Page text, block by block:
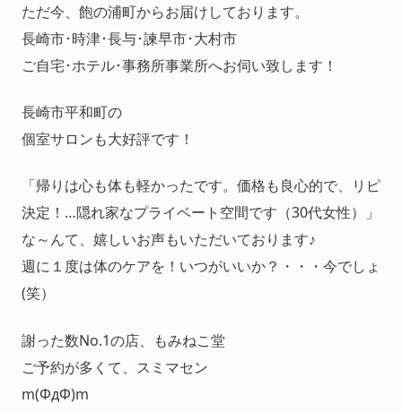
ただ今、飽の浦町からお届けしております。
長崎市･時津･長与･諫早市･大村市
ご自宅･ホテル･事務所事業所へお伺い致します！
長崎市平和町の
個室サロンも大好評です！
「帰りは心も体も軽かったです。価格も良心的で、リピ
決定！…隠れ家なプライベート空間です（30代女性）」
な～んて、嬉しいお声もいただいております♪
週に１度は体のケアを！いつがいいか？・・・今でしょ
(笑）
謝った数No.1の店、もみねこ堂
ご予約が多くて、スミマセン
m(ΦдΦ)m